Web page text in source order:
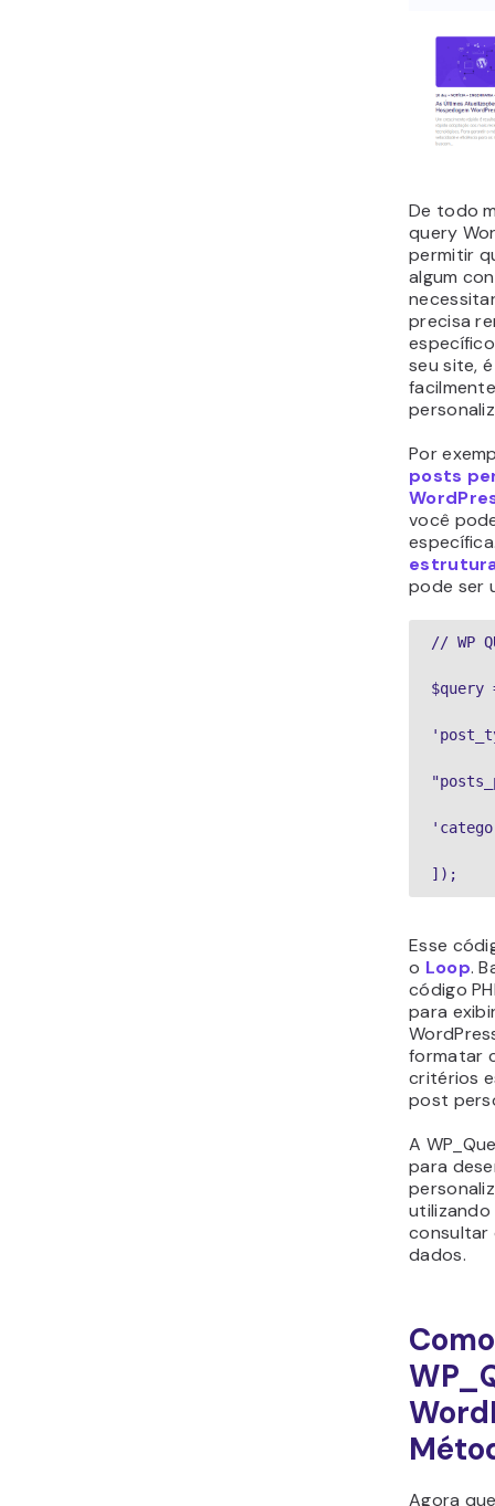
De todo
query
permitir
algum
precisa
seu site,
Por
posts
você
pode ser
// WP
$query
]);
Esse
o Loop.
código
para
formatar
critérios
post
A
para
utilizando
consultar
dados.
Agora